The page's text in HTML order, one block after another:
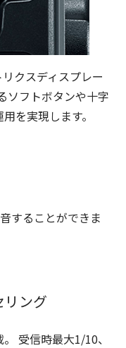
クスディスプレー
ソフトボタンや十字
を実現します。
することができま
リング
受信時最大1/10、